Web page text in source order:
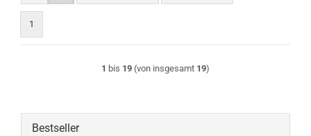
1
1 bis 19 (von insgesamt 19)
Bestseller